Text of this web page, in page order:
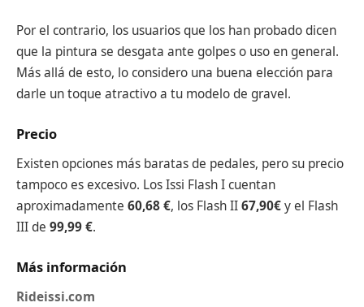
Por el contrario, los usuarios que los han probado dicen
que la pintura se desgata ante golpes o uso en general.
Más allá de esto, lo considero una buena elección para
darle un toque atractivo a tu modelo de gravel.
Precio
Existen opciones más baratas de pedales, pero su precio
tampoco es excesivo. Los Issi Flash I cuentan
aproximadamente 60,68 €, los Flash II67,90€y el Flash
III de 99,99 €.
Más información
Rideissi.com